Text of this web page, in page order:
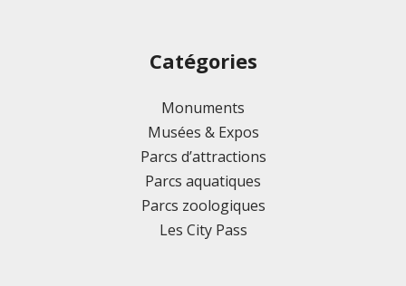
Catégories
Monuments
Musées & Expos
Parcs d’attractions
Parcs aquatiques
Parcs zoologiques
Les City Pass